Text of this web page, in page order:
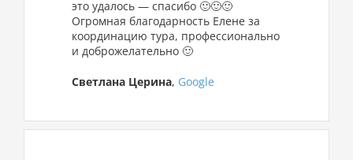
это удалось — спасибо 🙂🙂🙂
Огромная благодарность Елене за
координацию тура, профессионально
и доброжелательно 🙂
Светлана Церина, Google